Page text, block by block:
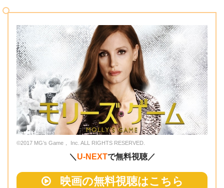
©2017 MG’s Game， Inc. ALL RIGHTS RESERVED.
＼ U-NEXTで無料視聴／
映画の無料視聴はこちら